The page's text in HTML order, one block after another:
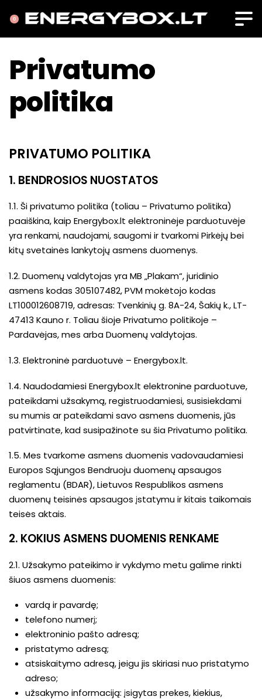
0
Privatumo
politika
PRIVATUMO POLITIKA
1. BENDROSIOS NUOSTATOS
1.1. Ši privatumo politika (toliau – Privatumo politika)
paaiškina, kaip Energybox.lt elektroninėje parduotuvėje
yra renkami, naudojami, saugomi ir tvarkomi Pirkėjų bei
kitų svetainės lankytojų asmens duomenys.
1.2. Duomenų valdytojas yra MB „Plakam“, juridinio
asmens kodas 305107482, PVM mokėtojo kodas
LT100012608719, adresas: Tvenkinių g. 8A-24, Šakių k., LT-
47413 Kauno r. Toliau šioje Privatumo politikoje –
Pardavėjas, mes arba Duomenų valdytojas.
1.3. Elektroninė parduotuvė – Energybox.lt.
1.4. Naudodamiesi Energybox.lt elektronine parduotuve,
pateikdami užsakymą, registruodamiesi, susisiekdami
su mumis ar pateikdami savo asmens duomenis, jūs
patvirtinate, kad susipažinote su šia Privatumo politika.
1.5. Mes tvarkome asmens duomenis vadovaudamiesi
Europos Sąjungos Bendruoju duomenų apsaugos
reglamentu (BDAR), Lietuvos Respublikos asmens
duomenų teisinės apsaugos įstatymu ir kitais taikomais
teisės aktais.
2. KOKIUS ASMENS DUOMENIS RENKAME
2.1. Užsakymo pateikimo ir vykdymo metu galime rinkti
šiuos asmens duomenis:
vardą ir pavardę;
telefono numerį;
elektroninio pašto adresą;
pristatymo adresą;
atsiskaitymo adresą, jeigu jis skiriasi nuo pristatymo
adreso;
užsakymo informaciją: įsigytas prekes, kiekius,